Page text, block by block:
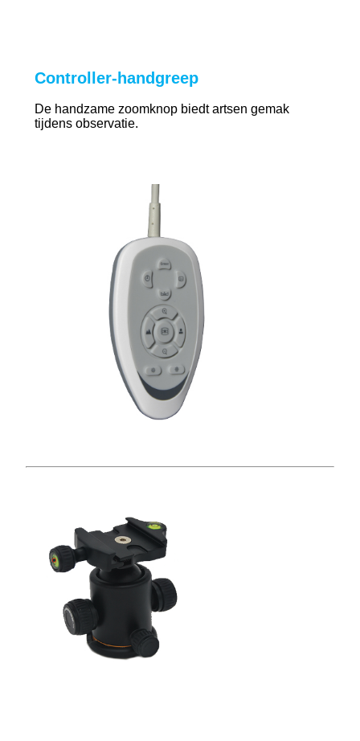
Controller-handgreep
De handzame zoomknop biedt artsen gemak
tijdens observatie.